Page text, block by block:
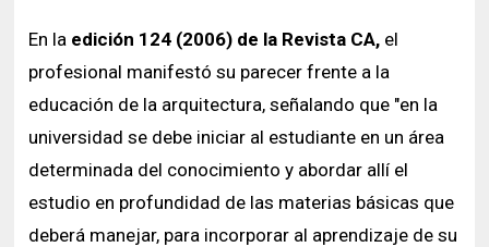
En la edición 124 (2006) de la Revista CA, el
profesional manifestó su parecer frente a la
educación de la arquitectura, señalando que "en la
universidad se debe iniciar al estudiante en un área
determinada del conocimiento y abordar allí el
estudio en profundidad de las materias básicas que
deberá manejar, para incorporar al aprendizaje de su